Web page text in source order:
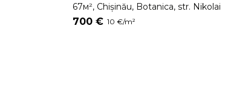
67м², Chișinău, Botanica, str. Nikolai
Zelinski
700 € 10 €/m²